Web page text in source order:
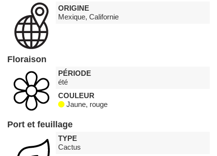
ORIGINE
Mexique, Californie
Floraison
PÉRIODE
été
COULEUR
Jaune, rouge
Port et feuillage
TYPE
Cactus